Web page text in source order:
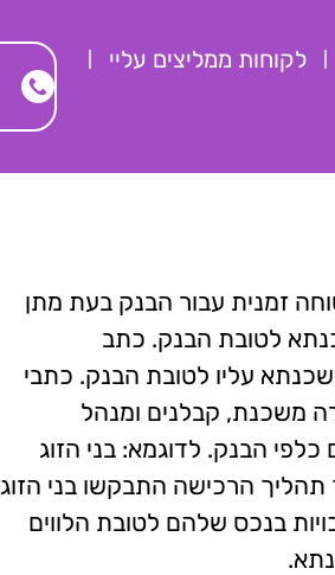
לקוחות ממליצים עליי
זמנית עבור הבנק בעת מתן
לטובת הבנק. כתב
עליו לטובת הבנק. כתבי
משכנת, קבלנים ומנהל
הבנק. לדוגמא: בני הזוג
תהליך הרכישה התבקשו בני הזוג
בנכס שלהם לטובת הלווים